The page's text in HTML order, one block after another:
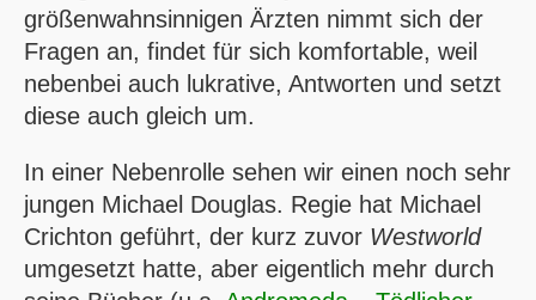
größenwahnsinnigen Ärzten nimmt sich der
Fragen an, findet für sich komfortable, weil
nebenbei auch lukrative, Antworten und setzt
diese auch gleich um.
In einer Nebenrolle sehen wir einen noch sehr
jungen Michael Douglas. Regie hat Michael
Crichton geführt, der kurz zuvor Westworld
umgesetzt hatte, aber eigentlich mehr durch